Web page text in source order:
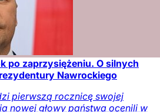
po zaprzysiężeniu. O silnych
Nawrockiego
pierwszą rocznicę swojej
nowej głowy państwa ocenili w